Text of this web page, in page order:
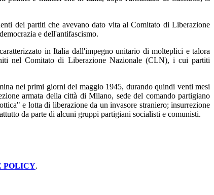
dei partiti che avevano dato vita al Comitato di Liberazione
e dell'antifascismo.
in Italia dall'impegno unitario di molteplici e talora
nel Comitato di Liberazione Nazionale (CLN), i cui partiti
nei primi giorni del maggio 1945, durando quindi venti mesi
armata della città di Milano, sede del comando partigiano
e lotta di liberazione da un invasore straniero; insurrezione
da parte di alcuni gruppi partigiani socialisti e comunisti.
POLICY.